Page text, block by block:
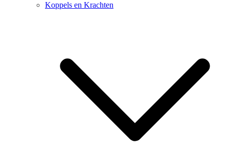
Koppels en Krachten